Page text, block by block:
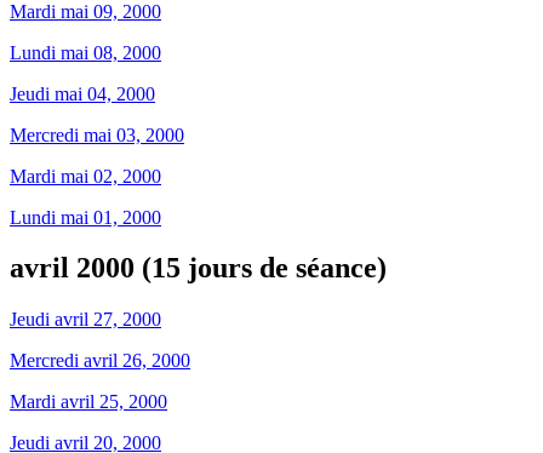
Mardi mai 09, 2000
Lundi mai 08, 2000
Jeudi mai 04, 2000
Mercredi mai 03, 2000
Mardi mai 02, 2000
Lundi mai 01, 2000
avril 2000 (15 jours de séance)
Jeudi avril 27, 2000
Mercredi avril 26, 2000
Mardi avril 25, 2000
Jeudi avril 20, 2000